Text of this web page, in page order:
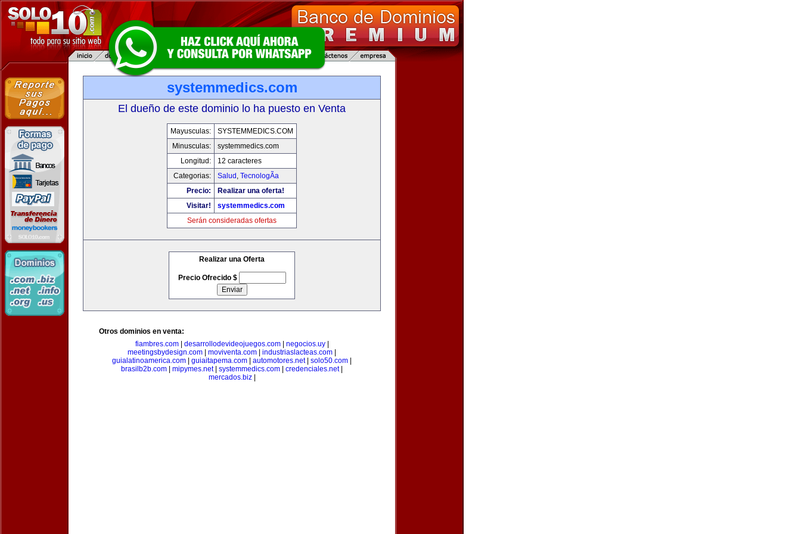
systemmedics.com
El dueño de este dominio lo ha puesto en Venta
Mayusculas:
SYSTEMMEDICS.COM
Minusculas:
systemmedics.com
Longitud:
12 caracteres
Categorias:
Salud , TecnologÃ­a
Precio:
Realizar una oferta!
Visitar!
systemmedics.com
Serán consideradas ofertas
Realizar una Oferta
Precio Ofrecido $
Otros dominios en venta:
fiambres.com| desarrollodevideojuegos.com| negocios.uy|
meetingsbydesign.com
moviventa.com industriaslacteas.com
guialatinoamerica.com
guiaitapema.com automotores.net| solo50.com
brasilb2b.com
mipymes.net| systemmedics.com credenciales.net|
mercados.biz|